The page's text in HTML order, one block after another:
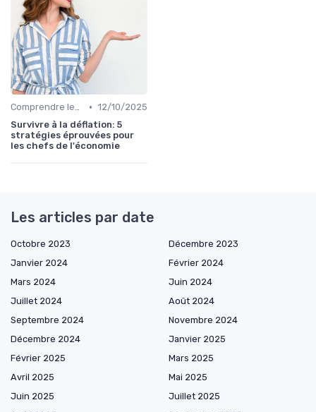
Comprendre les Marchés Financiers • 12/10/2025
Survivre à la déflation: 5
stratégies éprouvées pour
les chefs de l'économie
Les articles par date
Octobre 2023
Décembre 2023
Janvier 2024
Février 2024
Mars 2024
Juin 2024
Juillet 2024
Août 2024
Septembre 2024
Novembre 2024
Décembre 2024
Janvier 2025
Février 2025
Mars 2025
Avril 2025
Mai 2025
Juin 2025
Juillet 2025